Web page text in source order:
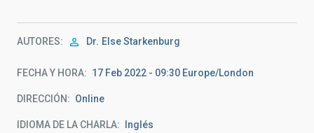
navegación
AUTORES Dr. Else Starkenburg
FECHA Y HORA 17 Feb 2022 - 09:30 Europe/London
DIRECCIÓN Online
IDIOMA DE LA CHARLA Inglés